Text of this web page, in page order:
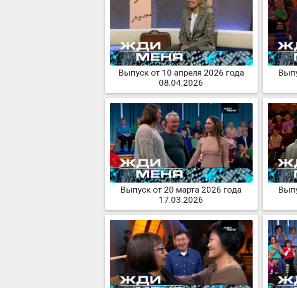
Выпуск от 10 апреля 2026 года
08.04.2026
Выпуск от 20 марта 2026 года
17.03.2026